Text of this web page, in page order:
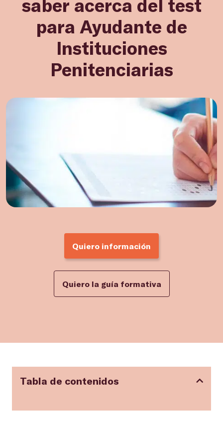
saber acerca del test
para Ayudante de
Instituciones
Penitenciarias
Quiero información
Quiero la guía formativa
Tabla de contenidos